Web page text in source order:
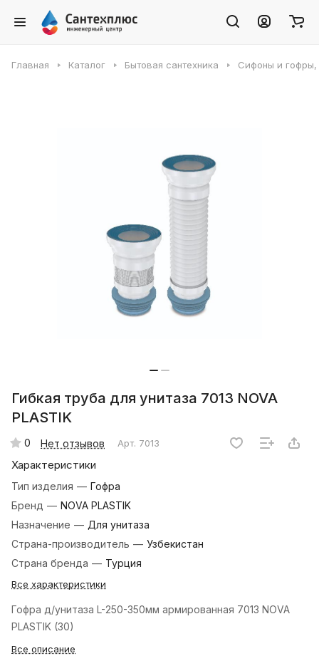
Главная Каталог Бытовая сантехника Сифоны и
Гибкая труба для унитаза 7013 NOVA
PLASTIK
0 Нет отзывов Арт. 7013
Характеристики
Тип изделия — Гофра
Бренд — NOVA PLASTIK
Назначение — Для унитаза
Страна-производитель — Узбекистан
Страна бренда — Турция
Все характеристики
Гофра д/унитаза L-250-350мм армированная 7013 NOVA
PLASTIK (30)
Все описание